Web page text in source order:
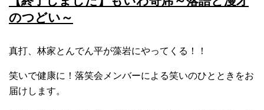
のつどい～
真打、林家とんでん平が藻岩にやってくる！！
笑いで健康に！落笑会メンバーによる笑いのひとときをお
届けします。